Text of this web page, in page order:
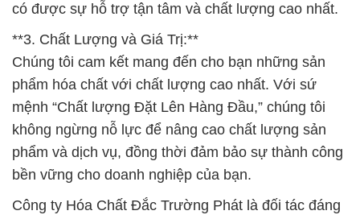
có được sự hỗ trợ tận tâm và chất lượng cao nhất.
**3. Chất Lượng và Giá Trị:**
Chúng tôi cam kết mang đến cho bạn những sản
phẩm hóa chất với chất lượng cao nhất. Với sứ
mệnh “Chất lượng Đặt Lên Hàng Đầu,” chúng tôi
không ngừng nỗ lực để nâng cao chất lượng sản
phẩm và dịch vụ, đồng thời đảm bảo sự thành công
bền vững cho doanh nghiệp của bạn.
Công ty Hóa Chất Đắc Trường Phát là đối tác đáng